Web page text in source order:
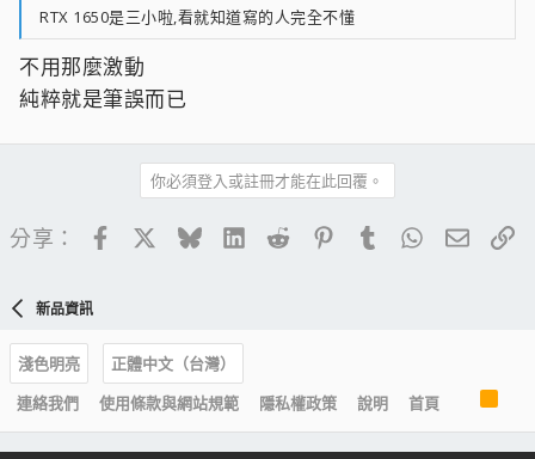
RTX 1650是三小啦,看就知道寫的人完全不懂
不用那麼激動
純粹就是筆誤而已
你必須登入或註冊才能在此回覆。
分享： FacebookBlueskyLinkedIn
Reddit PinterestTumblrWhatsApp
電子
新品資訊
淺色明亮
正體中文（台灣）
連絡我們
使用條款與網站規範 隱私權政策 說明 首頁
R
S
S